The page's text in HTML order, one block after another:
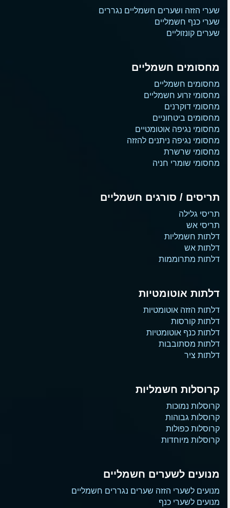
שערי הזזה ושערים חשמליים נגררים
שערי כנף חשמליים
שערים קונזוליים
מחסומים חשמליים
מחסומים חשמליים
מחסומי זרוע חשמליים
מחסומי דוקרנים
מחסומים ביטחוניים
מחסומי נגיפה אוטומטיים
מחסומי נגיפה ניתנים להזזה
מחסומי שרשרת
מחסומי שומרי חניה
תריסים / סורגים חשמליים
תריסי גלילה
תריסי אש
דלתות חשמליות
דלתות אש
דלתות מתרוממות
דלתות אוטומטיות
דלתות הזזה אוטומטיות
דלתות קורסות
דלתות כנף אוטומטיות
דלתות מסתובבות
דלתות ציר
קרוסלות חשמליות
קרוסלות נמוכות
קרוסלות גבוהות
קרוסלות כפולות
קרוסלות מיוחדות
מנועים לשערים חשמליים
מנועים לשערי הזזה שערים נגררים חשמליים
מנועים לשערי כנף